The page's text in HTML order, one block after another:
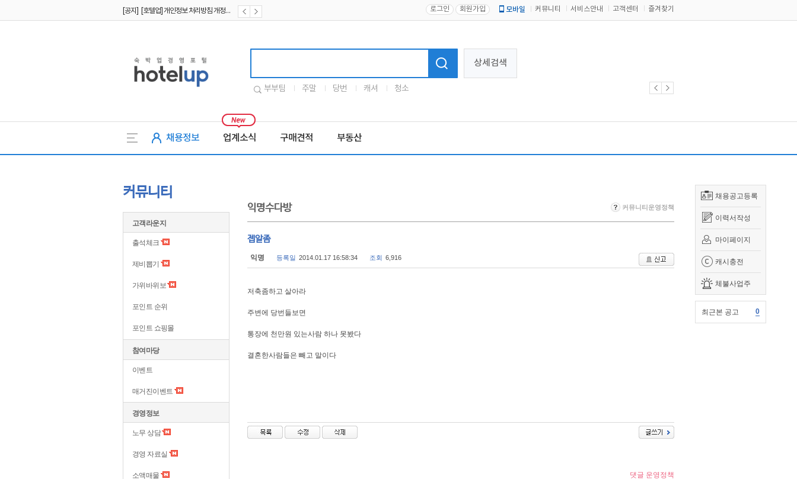
[공지] [호텔업] 개인정보 처리방침 개정본1 (19.09.02) 로그인 회원가입 모바일 커뮤니티 서비스안내 고객센터 즐겨찾기
상세검색
부부팀 주말 당번 캐셔 청소
채용정보 업계소식 구매견적 부동산
채용공고등록
이력서작성
마이페이지
캐시충전
체불사업주
최근본 공고 0
커뮤니티
고객라운지
출석체크
제비뽑기
가위바위보
포인트 순위
포인트 쇼핑몰
참여마당
이벤트
매거진이벤트
경영정보
노무 상담
경영 자료실
소액매물
익명수다방 커뮤니티운영정책
젭알좀
익명 등록일 2014.01.17 16:58:34 조회 6,916
저축좀하고 살아라
주변에 당번들보면
통장에 천만원 있는사람 하나 못봤다
결혼한사람들은 빼고 말이다